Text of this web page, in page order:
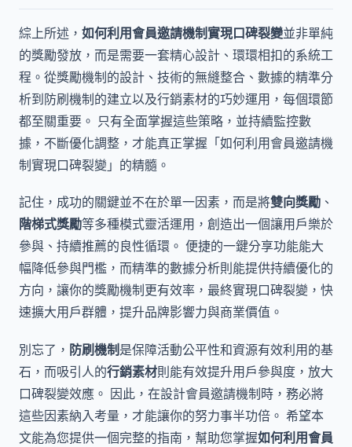
綜上所述， 如何利用會員邀請機制實現口碑裂變並非單純
的獎勵發放，而是需要一套精心設計、環環相扣的系統工
程。從獎勵機制的設計、技術的無縫整合、數據的精準分
析到防刷機制的建立以及行銷素材的巧妙運用，每個環節
都至關重要。 只有全面掌握這些策略，並持續監控數
據，不斷優化調整，才能真正掌握「如何利用會員邀請機
制實現口碑裂變」的精髓。
記住，成功的關鍵並不在於單一因素，而是將雙向獎勵 、
階梯式獎勵等多種模式靈活運用，創造出一個讓用戶樂於
參與、持續推薦的良性循環。 便捷的一鍵分享功能能大
幅降低參與門檻，而精準的數據分析則能提供持續優化的
方向，讓你的獎勵機制更有效率，最終實現口碑裂變，快
速擴大用戶群體，提升品牌影響力與商業價值。
別忘了， 防刷機制是保障活動公平性和資源有效利用的基
石，而吸引人的行銷素材則能有效提升用戶參與度，放大
口碑裂變效應。 因此，在設計會員邀請機制時，務必將
這些因素納入考量，才能讓你的努力事半功倍。 希望本
文能為您提供一個完整的指南，幫助您掌握如何利用會員